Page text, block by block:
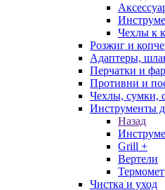
Чехлы к
Розжиг и
Адаптеры,
Перчатки и
Противни и
Чехлы, сумки,
Инструменты
Назад
Grill +
Вертели
Чистка и уход